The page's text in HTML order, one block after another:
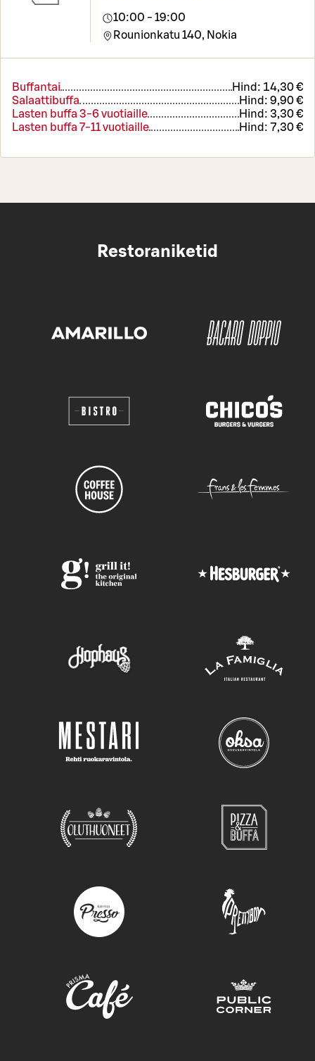
10:00 - 19:00
Rounionkatu 140, Nokia
Buffantai Hind: 14,30 €
Salaattibuffa
Hind: 9,90 €
Lasten buffa 3-6 vuotiaille
Hind: 3,30 €
Lasten buffa 7-11 vuotiaille
Hind: 7,30 €
Restoraniketid